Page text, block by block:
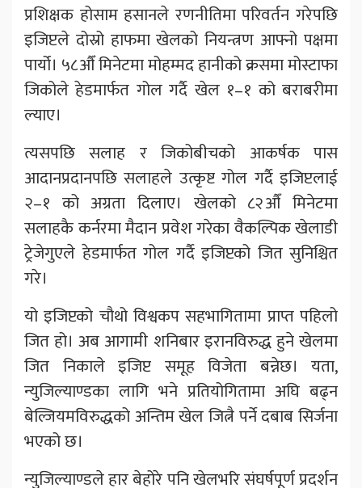
प्रशिक्षक होसाम हसानले रणनीतिमा परिवर्तन गरेपछि
इजिप्टले दोस्रो हाफमा खेलको नियन्त्रण आफ्नो पक्षमा
पार्यो। ५८औँ मिनेटमा मोहम्मद हानीको क्रसमा मोस्टाफा
जिकोले हेडमार्फत गोल गर्दै खेल १–१ को बराबरीमा
ल्याए।
त्यसपछि सलाह र जिकोबीचको आकर्षक पास
आदानप्रदानपछि सलाहले उत्कृष्ट गोल गर्दै इजिप्टलाई
२–१ को अग्रता दिलाए। खेलको ८२औँ मिनेटमा
सलाहकै कर्नरमा मैदान प्रवेश गरेका वैकल्पिक खेलाडी
ट्रेजेगुएले हेडमार्फत गोल गर्दै इजिप्टको जित सुनिश्चित
गरे।
यो इजिप्टको चौथो विश्वकप सहभागितामा प्राप्त पहिलो
जित हो। अब आगामी शनिबार इरानविरुद्ध हुने खेलमा
जित निकाले इजिप्ट समूह विजेता बन्नेछ। यता,
न्युजिल्याण्डका लागि भने प्रतियोगितामा अघि बढ्न
बेल्जियमविरुद्धको अन्तिम खेल जित्नै पर्ने दबाब सिर्जना
भएको छ।
न्युजिल्याण्डले हार बेहोरे पनि खेलभरि संघर्षपूर्ण प्रदर्शन